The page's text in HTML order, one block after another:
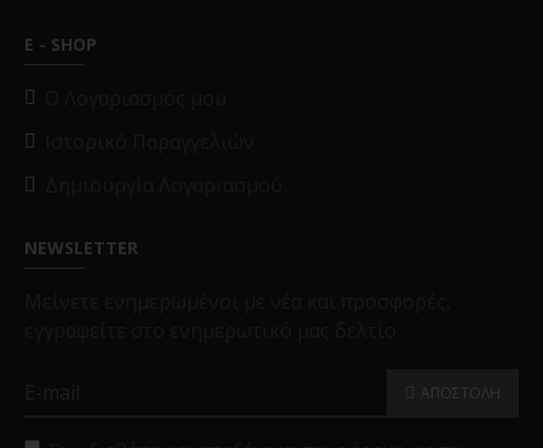
E - SHOP
NEWSLETTER
ΑΠΟΣΤΟΛΗ